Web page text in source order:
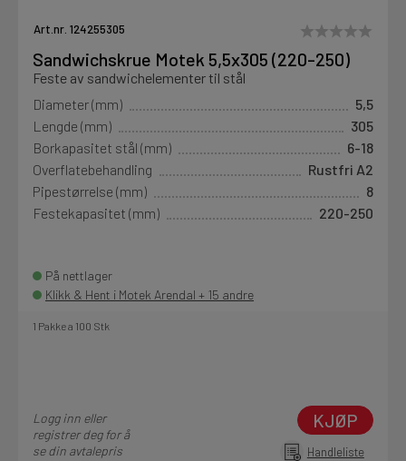
Art.nr. 124255305
Sandwichskrue Motek 5,5x305 (220-250)
Feste av sandwichelementer til stål
Diameter (mm)
5,5
Lengde (mm)
305
Borkapasitet stål (mm)
6-18
Overflatebehandling
Rustfri A2
Pipestørrelse (mm)
8
Festekapasitet (mm)
220-250
På nettlager
Klikk & Hent i Motek Arendal + 15 andre
1 Pakke a 100 Stk
Logg inn eller
registrer deg for å
se din avtalepris
KJØP
Handleliste